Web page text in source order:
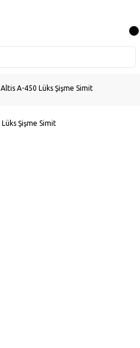
Altis A-450 Lüks Şişme Simit